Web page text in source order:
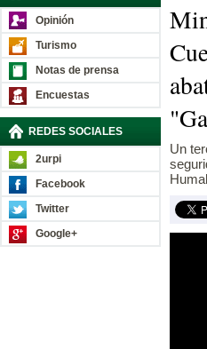
Opinión
Turismo
Notas de prensa
Encuestas
REDES SOCIALES
2urpi
Facebook
Twitter
Google+
Un